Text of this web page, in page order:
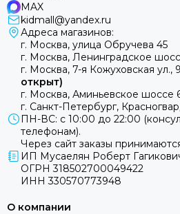
MAX
kidmall@yandex.ru
Адреса магазинов:
г. Москва, улица Обручева 45
г. Москва, Ленинградское
г. Москва, 7-я Кожуховская
открыт)
г. Москва, Аминьевское шоссе
г. Санкт-Петербург,
ПН-ВС: с 10:00 до 22:00
телефонам).
Через сайт заказы
ИП Мусаелян Роберт
ОГРН 318502700049422
ИНН 330570773948
О компании